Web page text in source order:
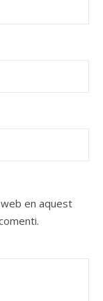
en aquest